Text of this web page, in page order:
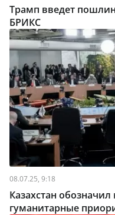
Трамп введет
БРИКС
08.07.25, 9:18
Казахстан
гуманитарные